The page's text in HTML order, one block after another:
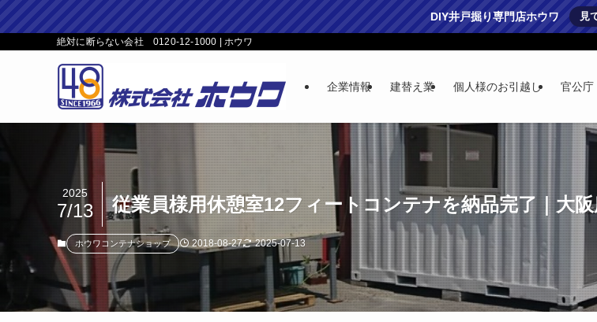
DIY井戸掘り専門店ホウワ 見
絶対に断らない会社 0120-12-1000 | ホウワ
企業情報 建替え業 個人様のお引越し 官公庁
従業員様用休憩室12フィートコンテナを納品完了｜大
2025
7/13
ホウワコンテナショップ 2018-08-27 2025-07-13